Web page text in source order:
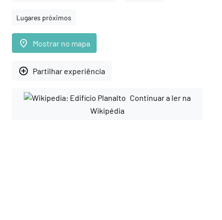
Lugares próximos
place Mostrar no mapa
add_circle_outline Partilhar experiência
Continuar a ler na
Wikipédia